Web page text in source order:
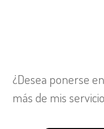
¿Desea ponerse
más de mis